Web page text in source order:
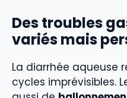
Des troubles
variés mais
La diarrhée aqueuse
cycles imprévisibles.